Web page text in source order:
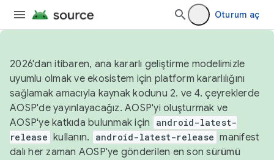
Oturum aç
2026'dan itibaren, ana kararlı geliştirme modelimizle
uyumlu olmak ve ekosistem için platform kararlılığını
sağlamak amacıyla kaynak kodunu 2. ve 4. çeyreklerde
AOSP'de yayınlayacağız. AOSP'yi oluşturmak ve
AOSP'ye katkıda bulunmak için
android-latest-
release kullanın. android-latest-release manifest
dalı her zaman AOSP'ye gönderilen en son sürümü